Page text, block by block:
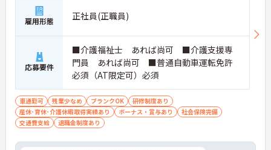
雇用形態 正社員(正職員)
応募要件
■介護福祉士 あれば尚可 ■介護支援専
門員 あれば尚可 ■普通自動車運転免許
必須（AT限定可）必須
車通勤可 残業少なめ ブランクOK
研修制度あり
産休･育休･介護休暇取得実績あり
ボーナス・賞与あり
社会保険完備
交通費支給
退職金制度あり